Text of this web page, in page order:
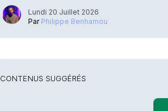
Lundi 20 Juillet 2026
Par Philippe Benhamou
CONTENUS SUGGÉRÉS